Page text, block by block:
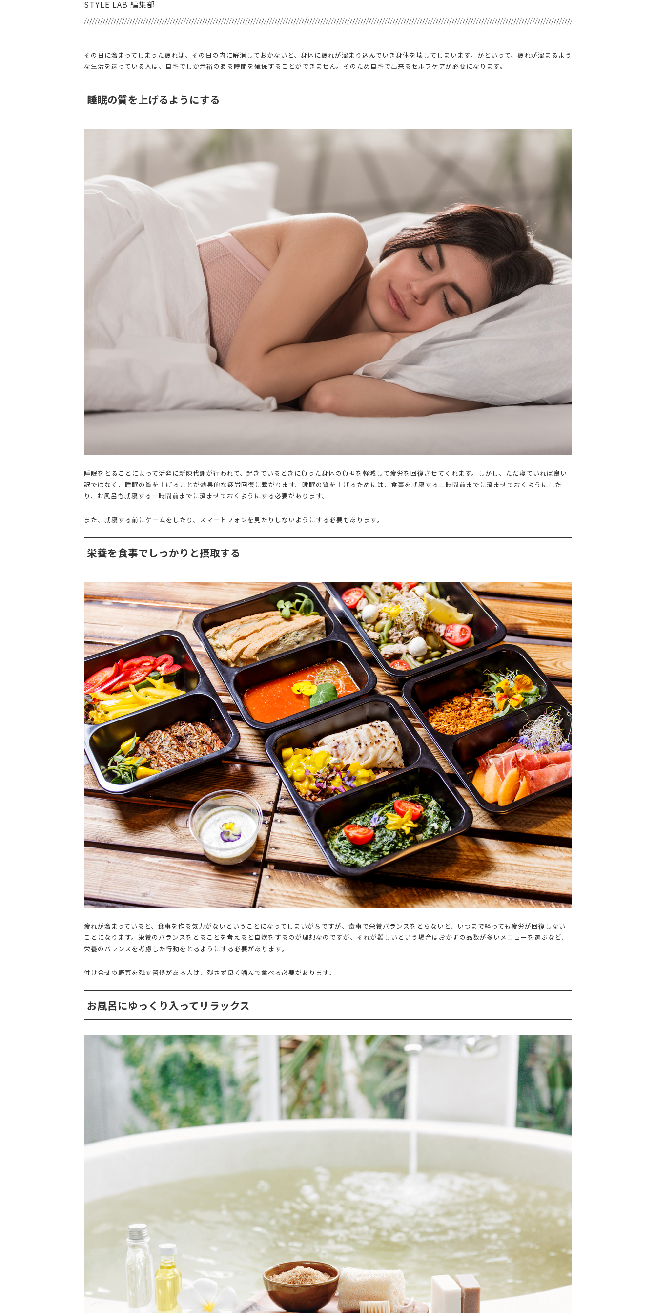
STYLE LAB 編集部
その日に溜まってしまった疲れは、その日の内に解消しておかないと、身体に疲れが溜まり込んでいき身体を壊してしまいます。かといって、疲れが溜まるよう
な生活を送っている人は、自宅でしか余裕のある時間を確保することができません。そのため自宅で出来るセルフケアが必要になります。
睡眠の質を上げるようにする
睡眠をとることによって活発に新陳代謝が行われて、起きているときに負った身体の負担を軽減して疲労を回復させてくれます。しかし、ただ寝ていれば良い
訳ではなく、睡眠の質を上げることが効果的な疲労回復に繋がります。睡眠の質を上げるためには、食事を就寝する二時間前までに済ませておくようにした
り、お風呂も就寝する一時間前までに済ませておくようにする必要があります。
また、就寝する前にゲームをしたり、スマートフォンを見たりしないようにする必要もあります。
栄養を食事でしっかりと摂取する
疲れが溜まっていると、食事を作る気力がないということになってしまいがちですが、食事で栄養バランスをとらないと、いつまで経っても疲労が回復しない
ことになります。栄養のバランスをとることを考えると自炊をするのが理想なのですが、それが難しいという場合はおかずの品数が多いメニューを選ぶなど、
栄養のバランスを考慮した行動をとるようにする必要があります。
付け合せの野菜を残す習慣がある人は、残さず良く噛んで食べる必要があります。
お風呂にゆっくり入ってリラックス